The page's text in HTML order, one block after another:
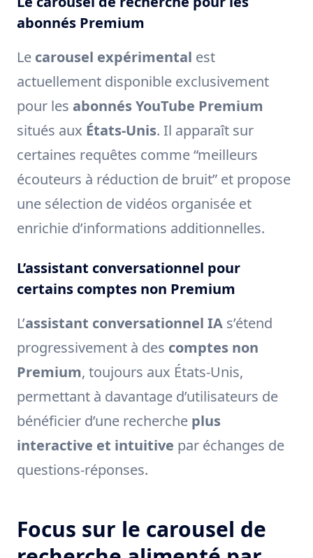
abonnés Premium
Le carousel expérimental est
actuellement disponible exclusivement
pour les abonnés YouTube Premium
situés aux États-Unis. Il apparaît sur
certaines requêtes comme “meilleurs
écouteurs à réduction de bruit” et propose
une sélection de vidéos organisée et
enrichie d’informations additionnelles.
L’assistant conversationnel pour
certains comptes non Premium
L’assistant conversationnel IA s’étend
progressivement à des comptes non
Premium, toujours aux États-Unis,
permettant à davantage d’utilisateurs de
bénéficier d’une recherche plus
interactive et intuitive par échanges de
questions-réponses.
Focus sur le carousel de